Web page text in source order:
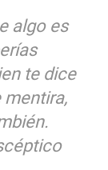
algo es
te dice